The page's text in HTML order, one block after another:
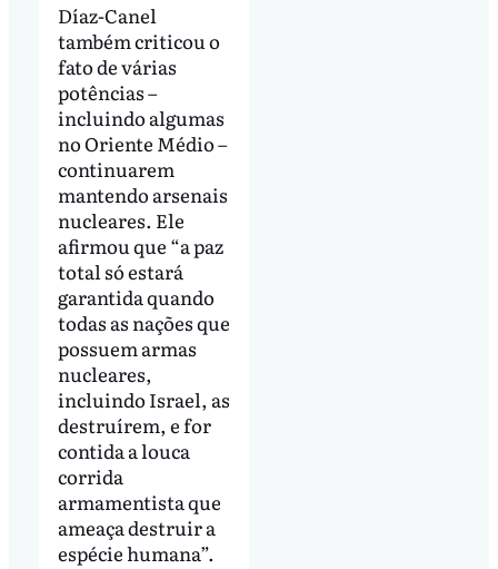
Díaz-Canel
também criticou o
fato de várias
potências –
incluindo algumas
no Oriente Médio –
continuarem
mantendo arsenais
nucleares. Ele
afirmou que “a paz
total só estará
garantida quando
todas as nações que
possuem armas
nucleares,
incluindo Israel, as
destruírem, e for
contida a louca
corrida
armamentista que
ameaça destruir a
espécie humana”.